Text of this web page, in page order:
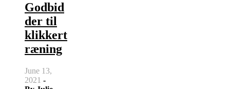
Godbid
der til
klikkert
ræning
June 13,
2021 -